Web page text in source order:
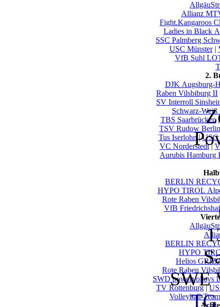
Allianz
Fight.Kangaroos
Ladies in Black
SSC Palmberg
USC Münster|
VfB Suhl
2.
DJK Augsburg-
Raben Vilsbiburg II
SV Interroll
Schwarz-Weiß
TBS Saarbrücken
TSV Rudow Berlin
Tus Iserlohn|
VC Norderstedt|
Aurubis Hamburg
BERLIN
HYPO TIROL
Rote Raben
VfB
BERLIN
HYPO
Helios
Rote Raben
SWD powervolleys
TV Rottenburg|
Volleyball-
SWE
TG